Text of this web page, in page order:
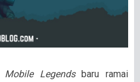
Mobile Legendsbaru ramai